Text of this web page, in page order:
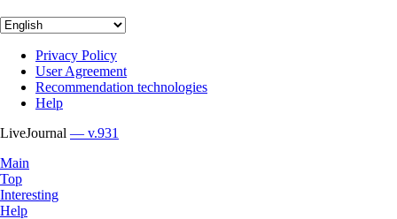
Privacy Policy
User Agreement
Recommendation technologies
Help
LiveJournal — v.931
Main
Top
Interesting
Help